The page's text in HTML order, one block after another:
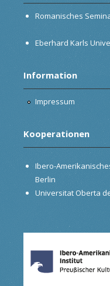
Romanisches
Eberhard Karls
Information
Impressum
Kooperationen
Ibero-
Berlin
Universitat Oberta